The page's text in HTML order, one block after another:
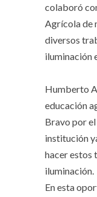
colaboró
Agrícola de
diversos
Humberto
educación
Bravo por
institución
hacer estos
iluminación.
En esta